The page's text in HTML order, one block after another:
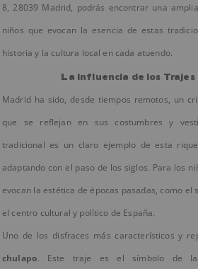
8, 28039 Madrid, podrás encontrar una
niños que evocan la esencia de estas
historia y la cultura local en cada atuendo.
La Influencia de los
Madrid ha sido, desde tiempos remotos, un
que se reflejan en sus costumbres y
tradicional es un claro ejemplo de esta
adaptando con el paso de los siglos. Para los
evocan la estética de épocas pasadas, como el
el centro cultural y político de España.
Uno de los disfraces más característicos y
chulapo. Este traje es el símbolo de las